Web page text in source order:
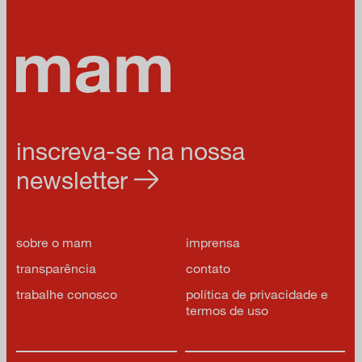
inscreva-se na nossa
newsletter
sobre o mam
imprensa
transparência
contato
trabalhe conosco
política de privacidade e
termos de uso